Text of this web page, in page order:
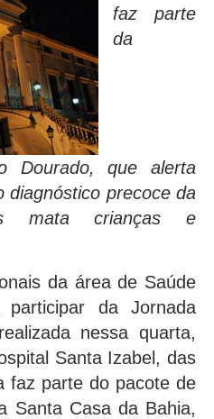
faz parte
da
Dourado, que alerta
diagnóstico precoce da
mata crianças e
da área de Saúde
da Jornada
nessa quarta,
Santa Izabel, das
faz parte do pacote de
Santa Casa da Bahia,